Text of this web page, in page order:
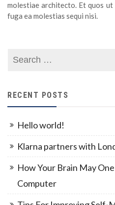
molestiae architecto. Et quos ut
fuga ea molestias sequi nisi.
RECENT POSTS
Hello world!
Klarna partners with
How Your Brain May
Computer